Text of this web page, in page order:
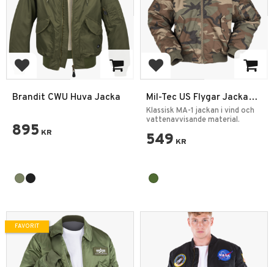
Lägg till i favoriter
Brandit CWU Huva Jacka
895 KR
Lägg till i favoriter
Mil-Tec US Flygar Jacka
T/C MA1 Woodland
Klassisk MA-1 jackan i vind och
vattenavvisande material.
549 KR
FAVORIT